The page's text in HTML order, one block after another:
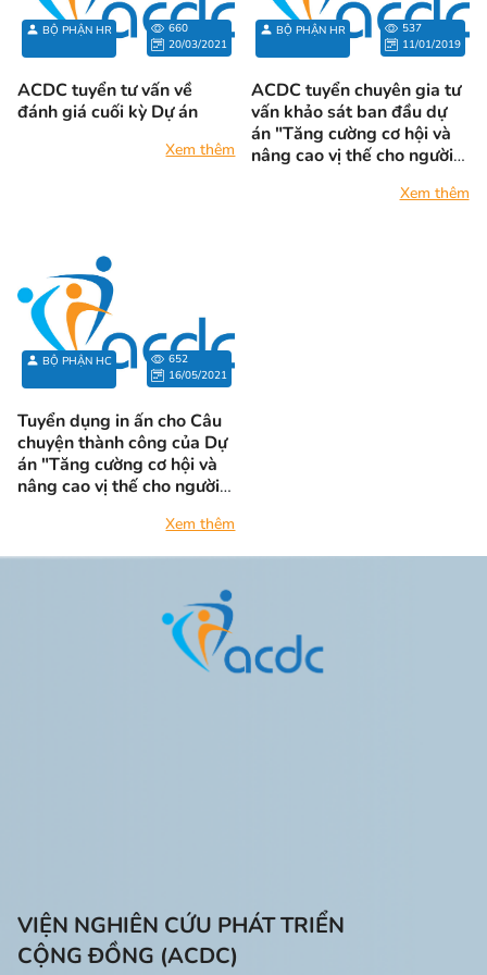
các đơn vị doanh nghiệp.
không của riêng ai”.
BỘ PHẬN HR
660
20/03/2021
ACDC tuyển tư vấn về
đánh giá cuối kỳ Dự án
Xem thêm
BỘ PHẬN HR
537
11/01/2019
ACDC tuyển chuyên gia tư
vấn khảo sát ban đầu dự
án "Tăng cường cơ hội và
nâng cao vị thế cho người
Xem thêm
BỘ PHẬN HC
652
16/05/2021
Tuyển dụng in ấn cho Câu
chuyện thành công của Dự
án "Tăng cường cơ hội và
nâng cao vị thế cho người
Xem thêm
VIỆN NGHIÊN CỨU PHÁT TRIỂN
CỘNG ĐỒNG (ACDC)